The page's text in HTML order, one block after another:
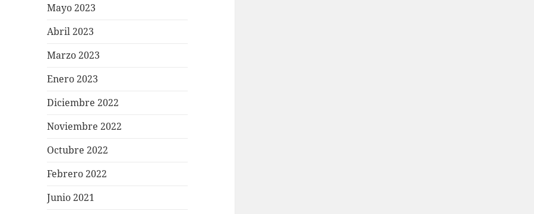
Mayo 2023
Abril 2023
Marzo 2023
Enero 2023
Diciembre 2022
Noviembre 2022
Octubre 2022
Febrero 2022
Junio 2021